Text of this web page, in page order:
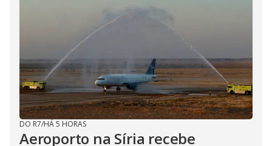
DO R7/HÁ 5 HORAS
Aeroporto na Síria recebe